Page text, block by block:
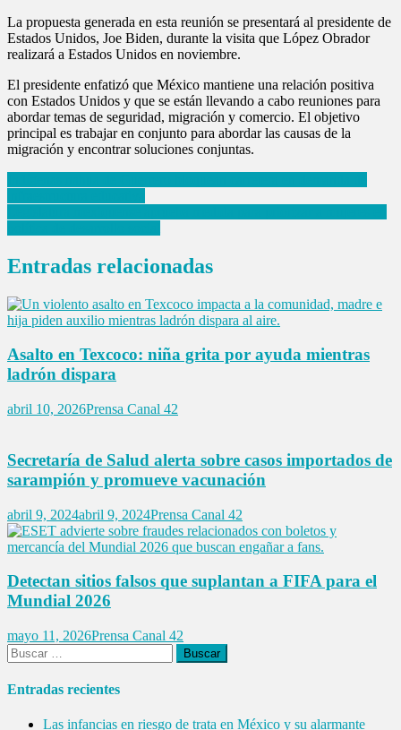
La propuesta generada en esta reunión se presentará al presidente de
Estados Unidos, Joe Biden, durante la visita que López Obrador
realizará a Estados Unidos en noviembre.
El presidente enfatizó que México mantiene una relación positiva
con Estados Unidos y que se están llevando a cabo reuniones para
abordar temas de seguridad, migración y comercio. El objetivo
principal es trabajar en conjunto para abordar las causas de la
migración y encontrar soluciones conjuntas.
Navegación
de
entradas
Entradas relacionadas
Asalto en Texcoco: niña grita por ayuda mientras
ladrón dispara
abril 10, 2026Prensa Canal 42
Secretaría de Salud alerta sobre casos importados de
sarampión y promueve vacunación
abril 9, 2024abril 9, 2024Prensa Canal 42
Detectan sitios falsos que suplantan a FIFA para el
Mundial 2026
mayo 11, 2026Prensa Canal 42
Buscar:
Entradas recientes
Las infancias en riesgo de trata en México y su alarmante